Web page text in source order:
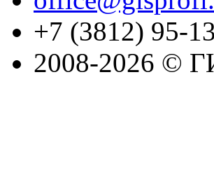
+7 (3812) 95-
2008-2026 ©